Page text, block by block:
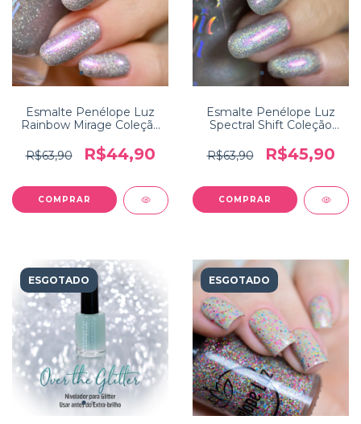
Esmalte Penélope Luz
Rainbow Mirage Coleção
R$63,90
R$44,90
Esmalte Penélope Luz
Spectral Shift Coleção
R$63,90
R$45,90
ESGOTADO ESGOTADO